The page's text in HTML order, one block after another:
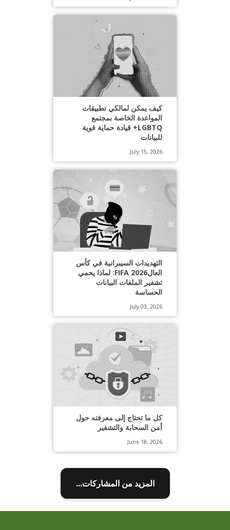
كيف يمكن لمالكي تطبيقات
المواعدة الخاصة بمجتمع
LGBTQ+ قيادة حماية قوية
للبيانات
July 15, 2026
التهديدات السيبرانية في كأس
العالFIFA 2026: لماذا يحمي
تشفير الملفات البيانات
الحساسة
July 03, 2026
كل ما تحتاج إلى معرفته حول
أمن السحابة والتشفير
June 18, 2026
المزيد من المشاركات...